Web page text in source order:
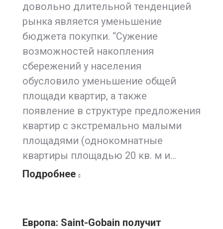
довольно длительной тенденцией
рынка является уменьшение
бюджета покупки. “Сужение
возможностей накопления
сбережений у населения
обусловило уменьшение общей
площади квартир, а также
появление в структуре предложения
квартир с экстремально малыми
площадями (однокомнатные
квартиры площадью 20 кв. м и…
Подробнее
Европа: Saint-Gobain получит